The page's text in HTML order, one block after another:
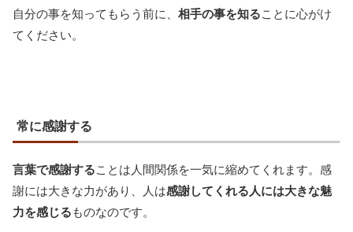
自分の事を知ってもらう前に、 相手の事を知ることに心がけ
てください。
常に感謝する
言葉で感謝することは人間関係を一気に縮めてくれます。感
謝には大きな力があり、人は感謝してくれる人には大きな魅
力を感じる ものなのです。